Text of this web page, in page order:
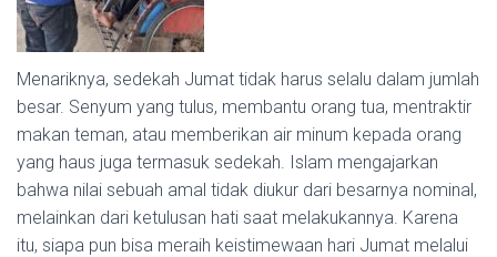
Menariknya, sedekah Jumat tidak harus selalu dalam jumlah
besar. Senyum yang tulus, membantu orang tua, mentraktir
makan teman, atau memberikan air minum kepada orang
yang haus juga termasuk sedekah. Islam mengajarkan
bahwa nilai sebuah amal tidak diukur dari besarnya nominal,
melainkan dari ketulusan hati saat melakukannya. Karena
itu, siapa pun bisa meraih keistimewaan hari Jumat melalui